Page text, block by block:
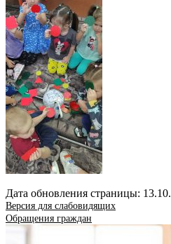
Дата обновления страницы:
Версия для слабовидящих
Обращения граждан